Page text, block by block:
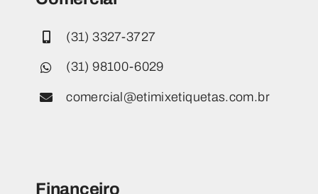
(31) 3327-3727
(31) 98100-6029
comercial@etimixetiquetas.com.br
Financeiro